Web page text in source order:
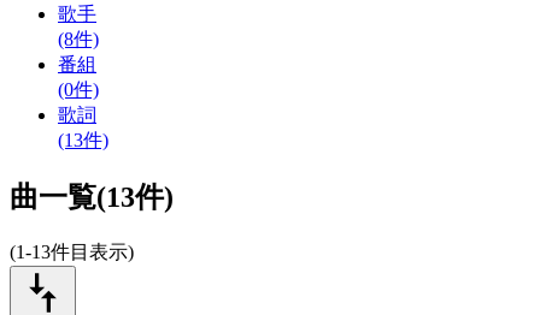
歌手
(8件)
番組
(0件)
歌詞
(13件)
曲一覧(13件)
(1-13件目表示)